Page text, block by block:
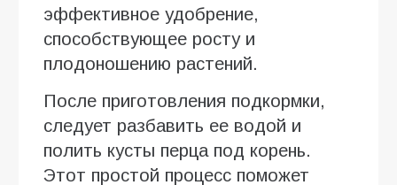
эффективное удобрение,
способствующее росту и
плодоношению растений.
После приготовления подкормки,
следует разбавить ее водой и
полить кусты перца под корень.
Этот простой процесс поможет